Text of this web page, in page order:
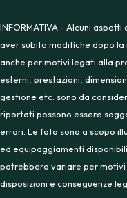
INFORMATIVA - Alcuni
aver subito modifiche dopo
anche per motivi legati alla
esterni, prestazioni,
gestione etc. sono da
riportati possono essere
errori. Le foto sono a scopo
ed equipaggiamenti
potrebbero variare per motivi
disposizioni e conseguenze